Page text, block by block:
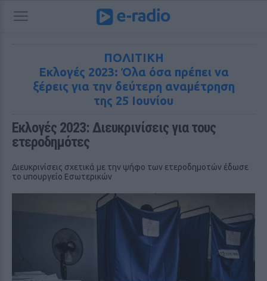
ΠΟΛΙΤΙΚΗ
Εκλογές 2023: Όλα όσα πρέπει να
ξέρεις για την δεύτερη αναμέτρηση
της 25 Ιουνίου
Εκλογές 2023: Διευκρινίσεις για τους
ετεροδημότες
Διευκρινίσεις σχετικά με την ψήφο των ετεροδημοτών έδωσε
το υπουργείο Εσωτερικών